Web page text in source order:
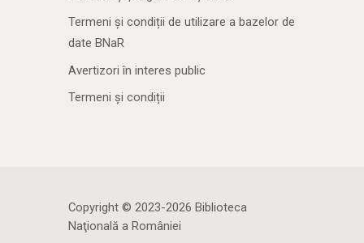
Termeni și condiții de utilizare a bazelor de
date BNaR
Avertizori în interes public
Termeni și condiții
Copyright © 2023-2026 Biblioteca
Naţională a României